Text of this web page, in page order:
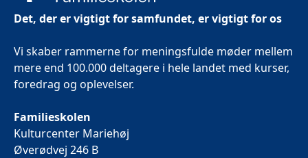
Det, der er vigtigt for samfundet, er vigtigt for os
Vi skaber rammerne for meningsfulde møder mellem
mere end 100.000 deltagere i hele landet med kurser,
foredrag og oplevelser.
Familieskolen
Kulturcenter Mariehøj
Øverødvej 246 B